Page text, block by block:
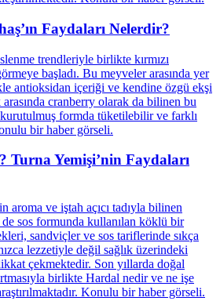
Faydaları Nelerdir?
Turna Yemişi’nin Faydaları